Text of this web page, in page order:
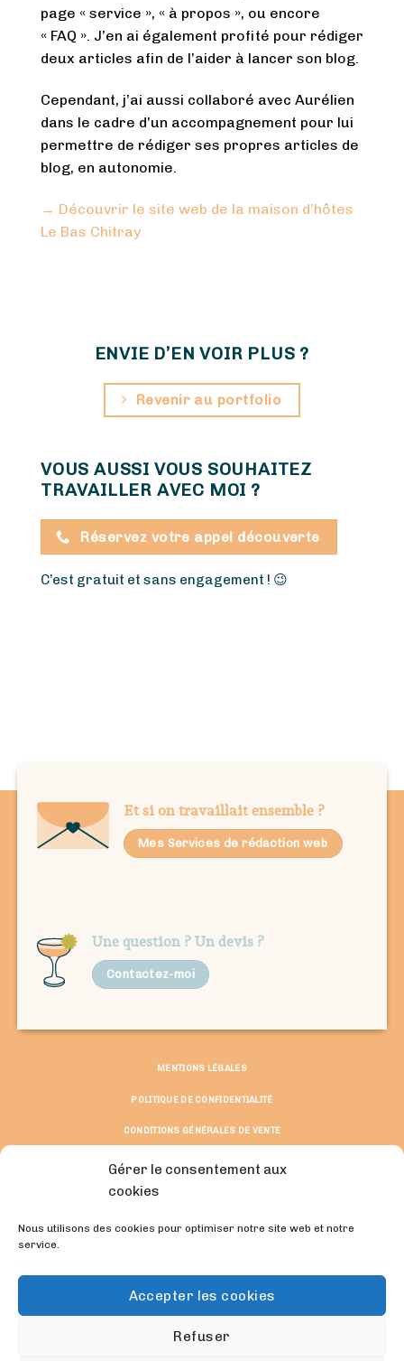
Gérer le consentement aux
cookies
Nous utilisons des cookies pour optimiser notre site web et notre
service.
Accepter les cookies
Refuser
page « service », « à propos », ou encore
« FAQ ». J’en ai également profité pour rédiger
deux articles afin de l’aider à lancer son blog.
Cependant, j’ai aussi collaboré avec Aurélien
dans le cadre d’un accompagnement pour lui
permettre de rédiger ses propres articles de
blog, en autonomie.
→ Découvrir le site web de la maison d’hôtes
Le Bas Chitray
ENVIE D’EN VOIR PLUS ?
Revenir au portfolio
VOUS AUSSI VOUS SOUHAITEZ
TRAVAILLER AVEC MOI ?
Réservez votre appel découverte
C’est gratuit et sans engagement ! 😉
Et si on travaillait ensemble ?
Mes Services de rédaction web
Une question ? Un devis ?
Contactez-moi
MENTIONS LÉGALES
POLITIQUE DE CONFIDENTIALITÉ
CONDITIONS GÉNÉRALES DE VENTE
© Copyright 2026 ©
Solène Boussemart et Natacha Siegler